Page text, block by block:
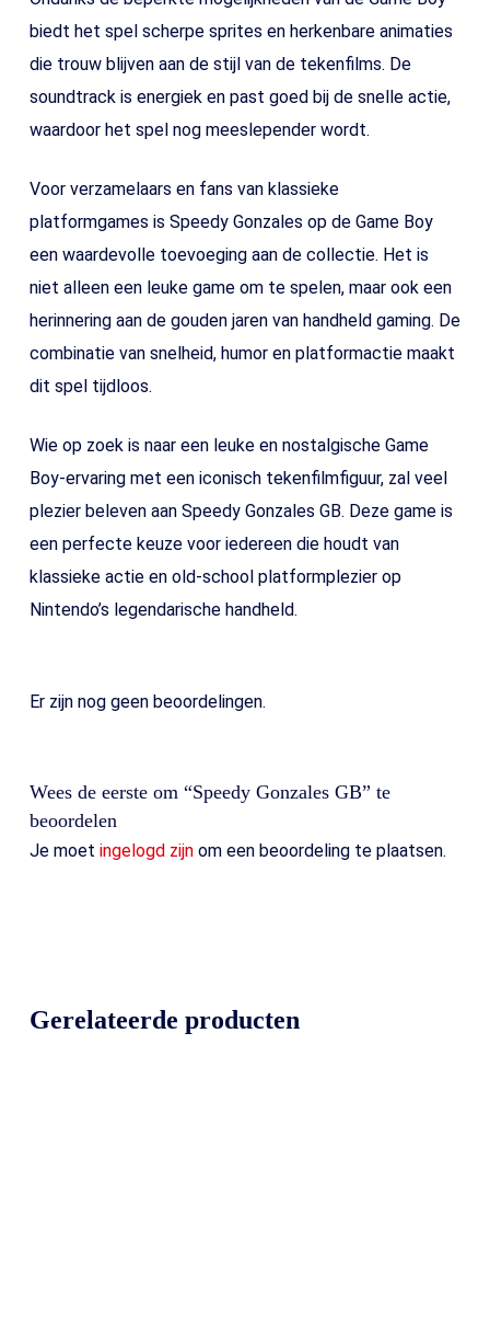
biedt het spel scherpe sprites en herkenbare animaties
die trouw blijven aan de stijl van de tekenfilms. De
soundtrack is energiek en past goed bij de snelle actie,
waardoor het spel nog meeslepender wordt.
Voor verzamelaars en fans van klassieke
platformgames is Speedy Gonzales op de Game Boy
een waardevolle toevoeging aan de collectie. Het is
niet alleen een leuke game om te spelen, maar ook een
herinnering aan de gouden jaren van handheld gaming. De
combinatie van snelheid, humor en platformactie maakt
dit spel tijdloos.
Wie op zoek is naar een leuke en nostalgische Game
Boy-ervaring met een iconisch tekenfilmfiguur, zal veel
plezier beleven aan Speedy Gonzales GB. Deze game is
een perfecte keuze voor iedereen die houdt van
klassieke actie en old-school platformplezier op
Nintendo’s legendarische handheld.
Er zijn nog geen beoordelingen.
Wees de eerste om “Speedy Gonzales GB” te
beoordelen
Je moet ingelogd zijnom een beoordeling te plaatsen.
Gerelateerde producten